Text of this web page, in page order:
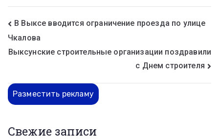
В Выксе вводится ограничение проезда по улице
Чкалова
Выксунские строительные организации поздравили
с Днем строителя
Разместить рекламу
Свежие записи